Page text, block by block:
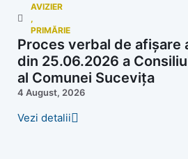
AVIZIER
,
PRIMĂRIE
Proces verbal de afișare
din 25.06.2026 a
al Comunei Sucevița
4 August, 2026
Vezi detalii